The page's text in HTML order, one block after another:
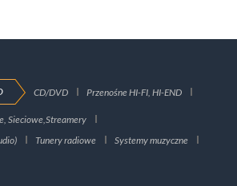
CD/DVD Przenośne HI-FI, HI-END
Sieciowe,Streamery
Tunery radiowe
Systemy muzyczne